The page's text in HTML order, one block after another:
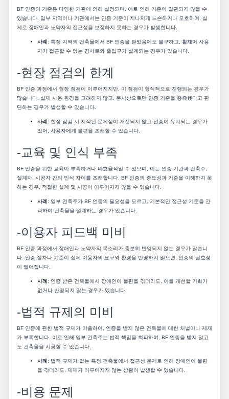
BF 인증의 기준은 다양한 기관에 의해 설정되며, 이로 인해 기준이 일관되지 않을 수
있습니다. 일부 지역이나 기관에서는 인증 기준이 지나치게 느슨하거나 모호하여, 실
제로 장애인과 노약자의 접근성을 보장하지 못하는 경우가 발생합니다.
사례: 특정 지역의 건축물에서 BF 인증을 받았음에도 불구하고, 휠체어 사용
자가 접근할 수 없는 경사로와 출입구가 설계되는 경우가 있습니다.
-현장 점검의 한계
BF 인증 과정에서 현장 점검이 이루어지지만, 이 점검이 형식적으로 진행되는 경우가
많습니다. 실제 사용 환경을 고려하지 않고, 문서상으로만 인증 기준을 충족했다고 판
단하는 경우가 발생할 수 있습니다.
사례: 현장 점검 시 지적된 문제점이 개선되지 않고 인증이 유지되는 경우가
있어, 사용자에게 불편을 초래할 수 있습니다.
-교육 및 인식 부족
BF 인증을 위한 교육이 부족하거나 비효율적일 수 있으며, 이는 인증 기관과 건축주,
설계자, 시공자 간의 인식 차이를 초래합니다. BF 인증의 중요성과 기준을 이해하지 못
하는 경우, 적절한 설계 및 시공이 이루어지지 않을 수 있습니다.
사례: 일부 건축주가 BF 인증의 필요성을 모르고, 기본적인 접근성 기준을 간
과하여 건축물을 설계하는 경우가 있습니다.
-이용자 피드백 미비
BF 인증 과정에서 장애인과 노약자의 목소리가 충분히 반영되지 않는 경우가 많습니
다. 인증 절차나 기준이 실제 이용자의 요구와 환경을 반영하지 않으면, 인증의 실효성
이 떨어집니다.
사례: 인증 받은 건축물에서 장애인이 불편을 겪더라도, 이를 개선할 기회가
없거나 반영되지 않는 경우가 있습니다.
-법적 규제의 미비
BF 인증에 관한 법적 규제가 미흡하여, 인증을 받지 않은 건축물에 대한 처벌이나 제재
가 부족합니다. 이로 인해 일부 건축주는 법적 책임을 회피하며, BF 인증을 받지 않고
도 건축물을 시공할 수 있습니다.
사례: 법적 규제가 없는 특정 건축물에서 접근성 문제로 인해 장애인이 불편
을 겪더라도, 제재가 이루어지지 않는 상황이 발생할 수 있습니다.
-비용 문제